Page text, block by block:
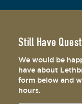
Still Have
We would be
have about
form below and
hours.